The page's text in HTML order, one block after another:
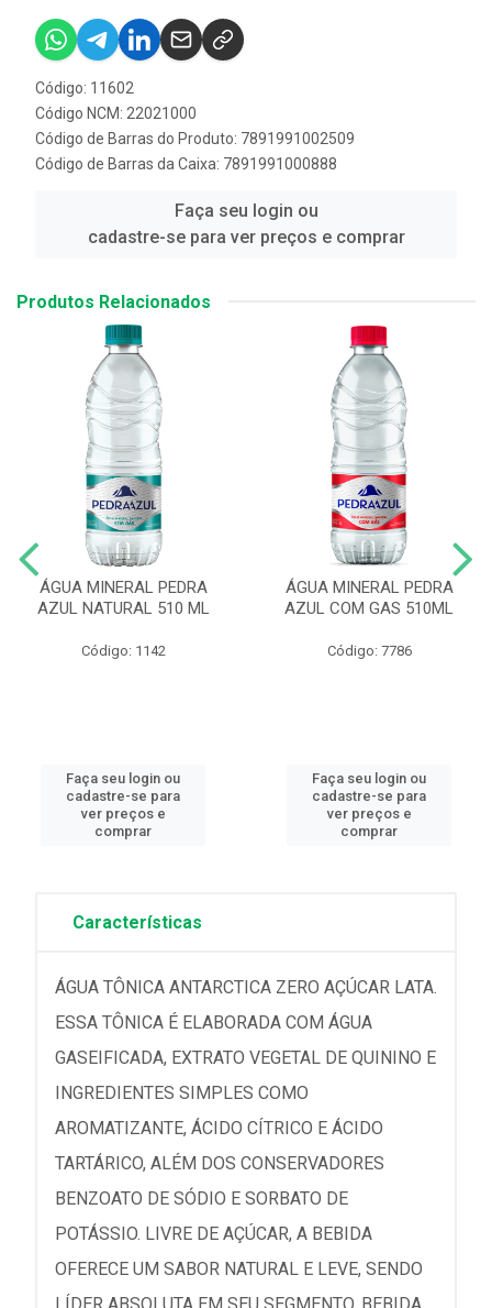
Código: 11602
Código NCM: 22021000
Código de Barras do Produto: 7891991002509
Código de Barras da Caixa: 7891991000888
Faça seu login ou
cadastre-se para ver preços e comprar
Produtos Relacionados
ÁGUA MINERAL PEDRA
AZUL NATURAL 510 ML
Código: 1142
Faça seu login ou
cadastre-se para
ver preços e
comprar
ÁGUA MINERAL PEDRA
AZUL COM GAS 510ML
Código: 7786
Faça seu login ou
cadastre-se para
ver preços e
comprar
Características
ÁGUA TÔNICA ANTARCTICA ZERO AÇÚCAR LATA.
ESSA TÔNICA É ELABORADA COM ÁGUA
GASEIFICADA, EXTRATO VEGETAL DE QUININO E
INGREDIENTES SIMPLES COMO
AROMATIZANTE, ÁCIDO CÍTRICO E ÁCIDO
TARTÁRICO, ALÉM DOS CONSERVADORES
BENZOATO DE SÓDIO E SORBATO DE
POTÁSSIO. LIVRE DE AÇÚCAR, A BEBIDA
OFERECE UM SABOR NATURAL E LEVE, SENDO